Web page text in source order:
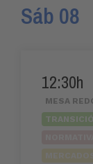
Sáb 08
12:30h
MESA